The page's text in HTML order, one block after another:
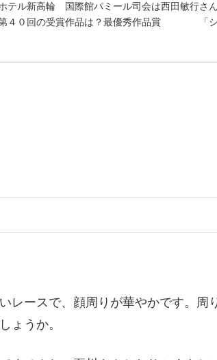
テル新高輪 国際館パミール司会は西田敏行さ
第４０回の受賞作品は？最優秀作品賞 「シ
レースで、顔周りが華やかです。周
ょうか。